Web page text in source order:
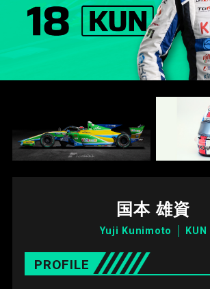
国本 雄資
Yuji Kunimoto │ KUN
PROFILE